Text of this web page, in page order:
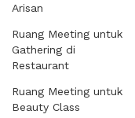
Arisan
Ruang Meeting untuk
Gathering di
Restaurant
Ruang Meeting untuk
Beauty Class